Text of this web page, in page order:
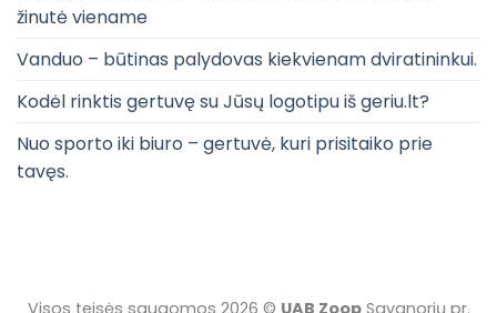
žinutė viename
Vanduo – būtinas palydovas kiekvienam dviratininkui.
Kodėl rinktis gertuvę su Jūsų logotipu iš geriu.lt?
Nuo sporto iki biuro – gertuvė, kuri prisitaiko prie
tavęs.